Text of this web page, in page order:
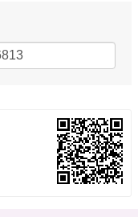
か、さいとうえりなも出
裏」のDVD（２００９年
約9年前